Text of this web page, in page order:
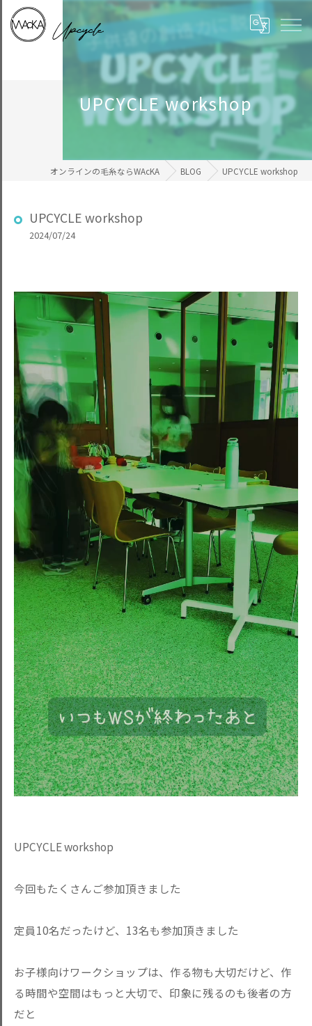
UPCYCLE workshop
オンラインの毛糸ならWAcKA BLOG UPCYCLE workshop
UPCYCLE workshop
2024/07/24
UPCYCLE workshop
今回もたくさんご参加頂きました
定員10名だったけど、13名も参加頂きました
お子様向けワークショップは、作る物も大切だけど、作
る時間や空間はもっと大切で、印象に残るのも後者の方
だと